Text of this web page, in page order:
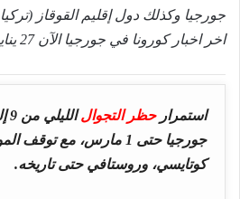
جورجيا وكذلك دول إقليم القوقاز (تركيا
اخر اخبار كورونا في جورجيا الآن 27 يناير 2021.
استمرارحظر التجوال
جورجيا حتى 1 مارس، مع
كوتايسي، وروستافي حتى تاريخه.